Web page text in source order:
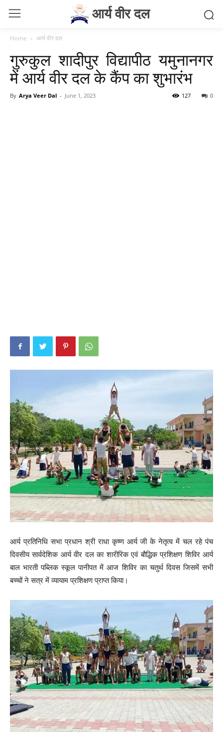
आर्य वीर दल
Home आर्य वीर दल
गुरुकुल शादीपुर विद्यापीठ यमुनानगर
में आर्य वीर दल के कैंप का शुभारंभ
By Arya Veer Dal - June 1, 2023 0
127
आर्य प्रतिनिधि सभा प्रधान श्री राधा कृष्ण आर्य जी के नेतृत्व में चल रहे पंच
दिवसीय सार्वदेशिक आर्य वीर दल का शारीरिक एवं बौद्धिक प्रशिक्षण शिविर आर्य
बाल भारती पब्लिक स्कूल पानीपत में आज शिविर का चतुर्थ दिवस जिसमें सभी
बच्चों ने सत्र में व्यायाम प्रशिक्षण प्राप्त किया।